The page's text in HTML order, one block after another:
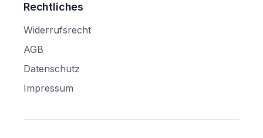
Rechtliches
Widerrufsrecht
AGB
Datenschutz
Impressum